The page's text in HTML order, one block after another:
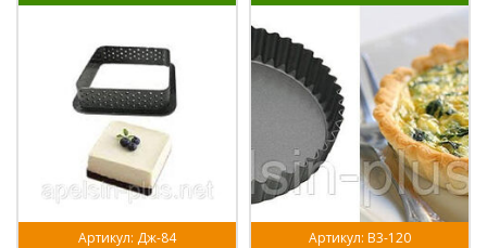
Артикул: Дж-84 Артикул: В3-120